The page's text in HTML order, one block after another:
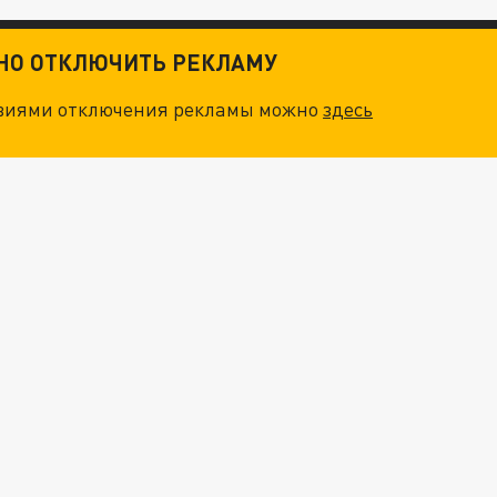
ОТКЛЮЧИТЬ РЕКЛАМУ
отключения рекламы можноздесь